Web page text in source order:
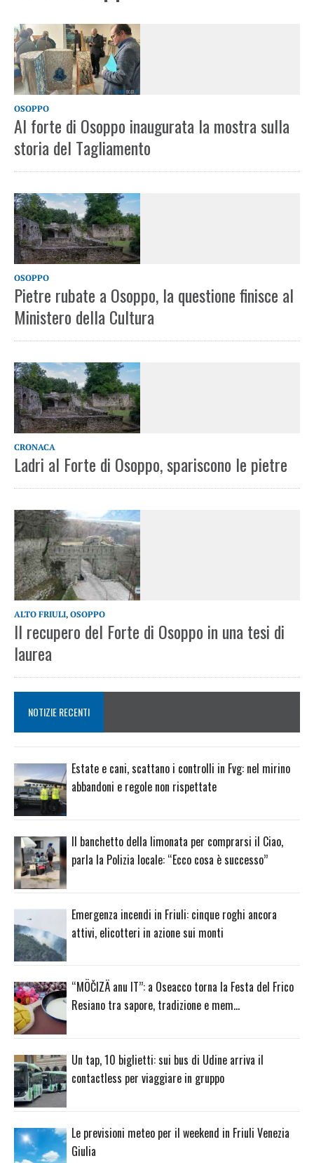
OSOPPO
Al forte di Osoppo inaugurata la mostra sulla
storia del Tagliamento
OSOPPO
Pietre rubate a Osoppo, la questione finisce al
Ministero della Cultura
CRONACA
Ladri al Forte di Osoppo, spariscono le pietre
ALTO FRIULI, OSOPPO
Il recupero del Forte di Osoppo in una tesi di
laurea
NOTIZIE RECENTI
Estate e cani, scattano i controlli in Fvg: nel mirino
abbandoni e regole non rispettate
Il banchetto della limonata per comprarsi il Ciao,
parla la Polizia locale: “Ecco cosa è successo”
Emergenza incendi in Friuli: cinque roghi ancora
attivi, elicotteri in azione sui monti
“MÖČIZÄ anu IT”: a Oseacco torna la Festa del Frico
Resiano tra sapore, tradizione e mem…
Un tap, 10 biglietti: sui bus di Udine arriva il
contactless per viaggiare in gruppo
Le previsioni meteo per il weekend in Friuli Venezia
Giulia